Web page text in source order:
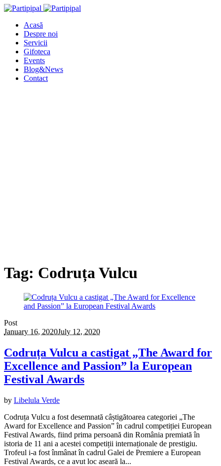
Acasă
Despre noi
Servicii
Gifoteca
Events
Blog&News
Contact
Tag: Codruța Vulcu
Post
January 16, 2020July 12, 2020
Codruța Vulcu a castigat „The Award for
Excellence and Passion” la European
Festival Awards
by Libelula Verde
Codruța Vulcu a fost desemnată câștigătoarea categoriei „The
Award for Excellence and Passion” în cadrul competiției European
Festival Awards, fiind prima persoană din România premiată în
istoria de 11 ani a acestei competiții internaționale de prestigiu.
Trofeul i-a fost înmânat în cadrul Galei de Premiere a European
Festival Awards, ce a avut loc aseară la...